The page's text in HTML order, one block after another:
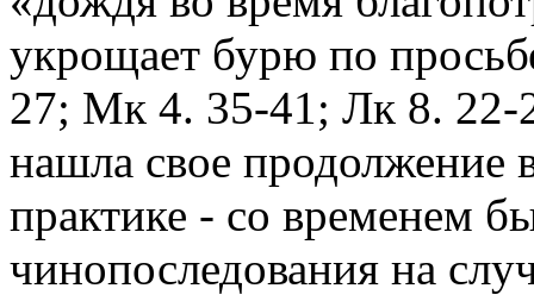
укрощает бурю по
27; Мк 4. 35-41; Лк 8. 22-
нашла свое продолжение
практике - со временем
чинопоследования на